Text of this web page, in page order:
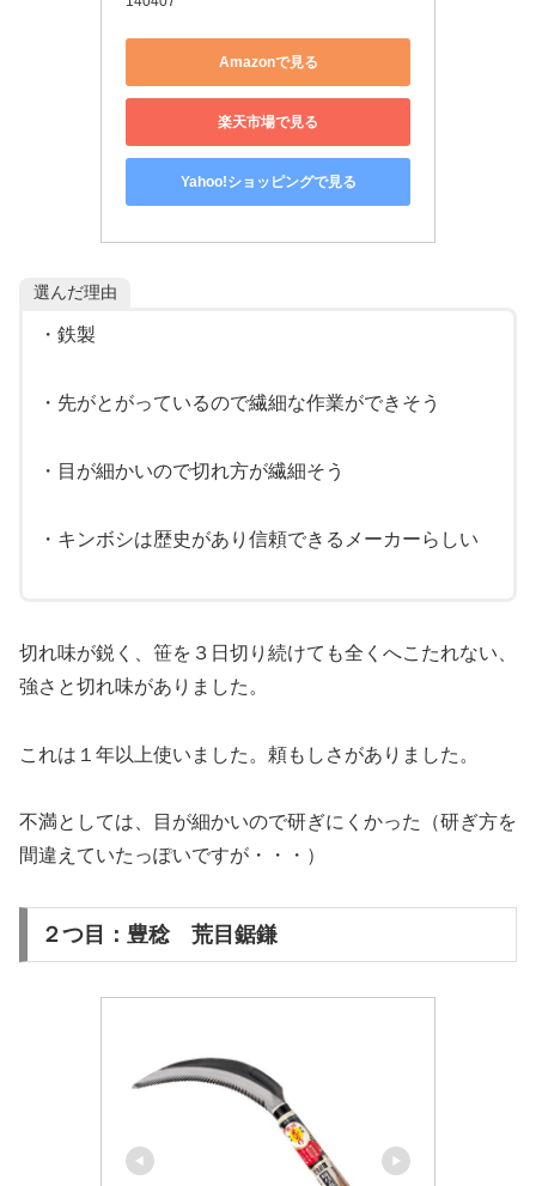
Amazonで見る
楽天市場で見る
Yahoo!ショッピングで見る
選んだ理由
・鉄製
・先がとがっているので繊細な作業ができそう
・目が細かいので切れ方が繊細そう
・キンボシは歴史があり信頼できるメーカーらしい
切れ味が鋭く、笹を３日切り続けても全くへこたれない、
強さと切れ味がありました。
これは１年以上使いました。頼もしさがありました。
不満としては、目が細かいので研ぎにくかった（研ぎ方を
間違えていたっぽいですが・・・）
２つ目：豊稔 荒目鋸鎌